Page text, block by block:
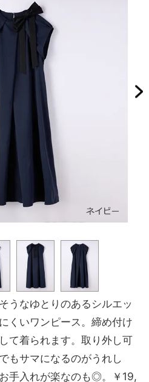
うなゆとりのあるシルエッ
くいワンピース。締め付け
て着られます。取り外し可
もサマになるのがうれし
手入れが楽なのも◎。￥19,